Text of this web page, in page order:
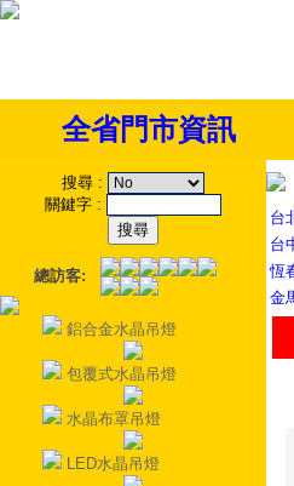
全省門市資訊
搜尋 :
關鍵字 :
總訪客:
鋁合金水晶吊燈
包覆式水晶吊燈
水晶布罩吊燈
LED水晶吊燈
台
台
恆
金